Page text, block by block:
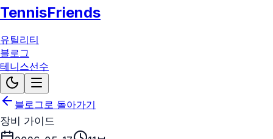
TennisFriends
유틸리티
블로그
테니스선수
블로그로 돌아가기
장비 가이드